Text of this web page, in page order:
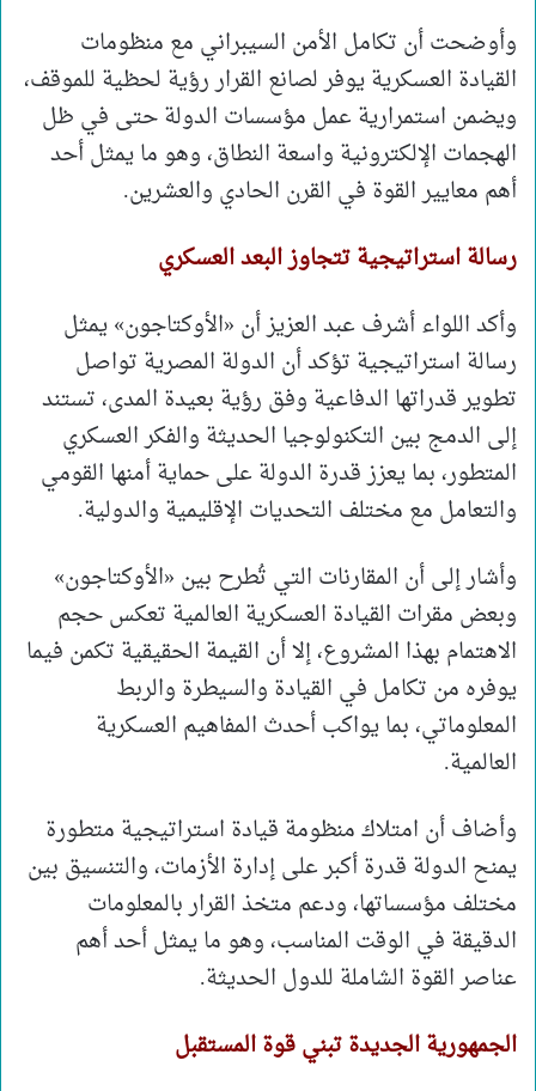
وأوضحت أن تكامل الأمن السيبراني مع منظومات
القيادة العسكرية يوفر لصانع القرار رؤية لحظية للموقف،
ويضمن استمرارية عمل مؤسسات الدولة حتى في ظل
الهجمات الإلكترونية واسعة النطاق، وهو ما يمثل أحد
أهم معايير القوة في القرن الحادي والعشرين.
رسالة استراتيجية تتجاوز البعد العسكري
وأكد اللواء أشرف عبد العزيز أن «الأوكتاجون» يمثل
رسالة استراتيجية تؤكد أن الدولة المصرية تواصل
تطوير قدراتها الدفاعية وفق رؤية بعيدة المدى، تستند
إلى الدمج بين التكنولوجيا الحديثة والفكر العسكري
المتطور، بما يعزز قدرة الدولة على حماية أمنها القومي
والتعامل مع مختلف التحديات الإقليمية والدولية.
وأشار إلى أن المقارنات التي تُطرح بين «الأوكتاجون»
وبعض مقرات القيادة العسكرية العالمية تعكس حجم
الاهتمام بهذا المشروع، إلا أن القيمة الحقيقية تكمن فيما
يوفره من تكامل في القيادة والسيطرة والربط
المعلوماتي، بما يواكب أحدث المفاهيم العسكرية
العالمية.
وأضاف أن امتلاك منظومة قيادة استراتيجية متطورة
يمنح الدولة قدرة أكبر على إدارة الأزمات، والتنسيق بين
مختلف مؤسساتها، ودعم متخذ القرار بالمعلومات
الدقيقة في الوقت المناسب، وهو ما يمثل أحد أهم
عناصر القوة الشاملة للدول الحديثة.
الجمهورية الجديدة تبني قوة المستقبل